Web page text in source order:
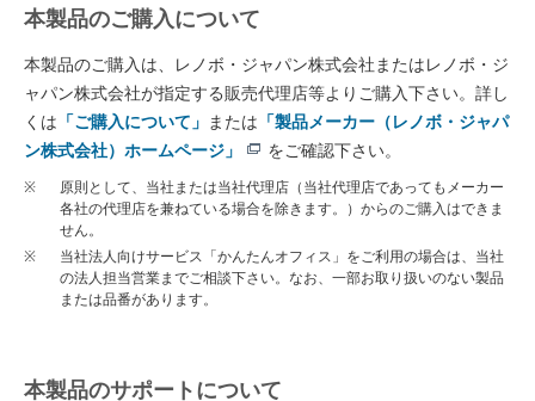
本製品のご購入について
本製品のご購入は、レノボ・ジャパン株式会社またはレノボ・ジ
ャパン株式会社が指定する販売代理店等よりご購入下さい。詳し
くは 「ご購入について」 または 「製品メーカー（レノボ・ジャパ
ン株式会社）ホームページ」
をご確認下さい。
※
原則として、当社または当社代理店（当社代理店であってもメーカー
各社の代理店を兼ねている場合を除きます。）からのご購入はできま
せん。
※
当社法人向けサービス「かんたんオフィス」をご利用の場合は、当社
の法人担当営業までご相談下さい。なお、一部お取り扱いのない製品
または品番があります。
本製品のサポートについて